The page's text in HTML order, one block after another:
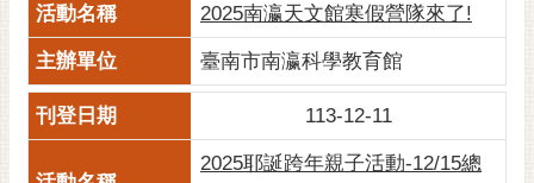
2025南瀛天文館寒假營隊來了!
臺南市南瀛科學教育館
113-12-11
2025耶誕跨年親子活動-12/15總